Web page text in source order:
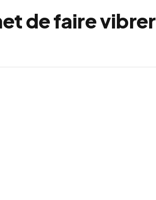
de faire vibrer